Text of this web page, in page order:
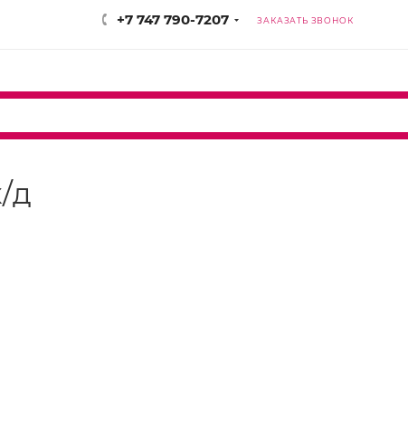
+7 747 790-7207 ЗАКАЗАТЬ ЗВОНОК
д